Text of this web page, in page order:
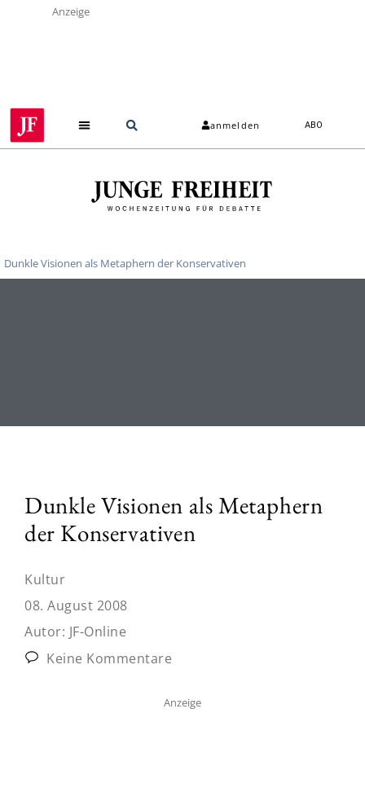
Anzeige
anmelden ABO
Dunkle Visionen als Metaphern der Konservativen
Dunkle Visionen als Metaphern
der Konservativen
Kultur
08. August 2008
Autor: JF-Online
Keine Kommentare
Anzeige